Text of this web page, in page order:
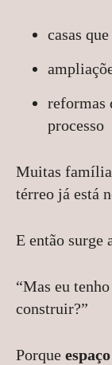
casas
reformas
processo
Muitas
térreo já está
E então surge
“Mas eu
construir?”
Porque